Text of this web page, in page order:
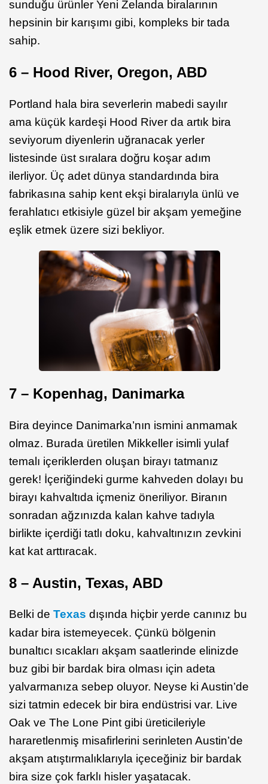
sunduğu ürünler Yeni Zelanda biralarının
hepsinin bir karışımı gibi, kompleks bir tada
sahip.
6 – Hood River, Oregon, ABD
Portland hala bira severlerin mabedi sayılır
ama küçük kardeşi Hood River da artık bira
seviyorum diyenlerin uğranacak yerler
listesinde üst sıralara doğru koşar adım
ilerliyor. Üç adet dünya standardında bira
fabrikasına sahip kent ekşi biralarıyla ünlü ve
ferahlatıcı etkisiyle güzel bir akşam yemeğine
eşlik etmek üzere sizi bekliyor.
7 – Kopenhag, Danimarka
Bira deyince Danimarka’nın ismini anmamak
olmaz. Burada üretilen Mikkeller isimli yulaf
temalı içeriklerden oluşan birayı tatmanız
gerek! İçeriğindeki gurme kahveden dolayı bu
birayı kahvaltıda içmeniz öneriliyor. Biranın
sonradan ağzınızda kalan kahve tadıyla
birlikte içerdiği tatlı doku, kahvaltınızın zevkini
kat kat arttıracak.
8 – Austin, Texas, ABD
Belki de Texas dışında hiçbir yerde canınız bu
kadar bira istemeyecek. Çünkü bölgenin
bunaltıcı sıcakları akşam saatlerinde elinizde
buz gibi bir bardak bira olması için adeta
yalvarmanıza sebep oluyor. Neyse ki Austin’de
sizi tatmin edecek bir bira endüstrisi var. Live
Oak ve The Lone Pint gibi üreticileriyle
hararetlenmiş misafirlerini serinleten Austin’de
akşam atıştırmalıklarıyla içeceğiniz bir bardak
bira size çok farklı hisler yaşatacak.